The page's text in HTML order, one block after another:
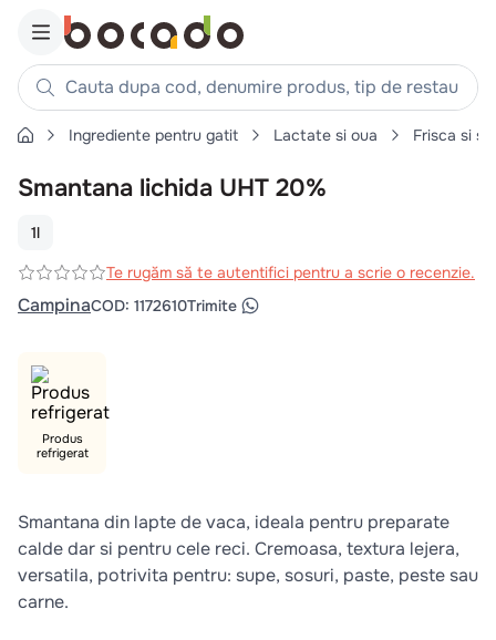
Cauta dupa cod, denumire produs, tip de restaurant,
Căutări populare
1. cartofi
.
4
chifle
. coaste
. ceafa
aripi
Ingrediente pentru gatit Lactate si oua Frisca si
Smantana lichida UHT 20%
1l
Te rugăm să te autentifici pentru a scrie o recenzie.
CampinaCOD: 1172610Trimite
Produs
refrigerat
Smantana din lapte de vaca, ideala pentru preparate
calde dar si pentru cele reci. Cremoasa, textura lejera,
versatila, potrivita pentru: supe, sosuri, paste, peste sau
carne.